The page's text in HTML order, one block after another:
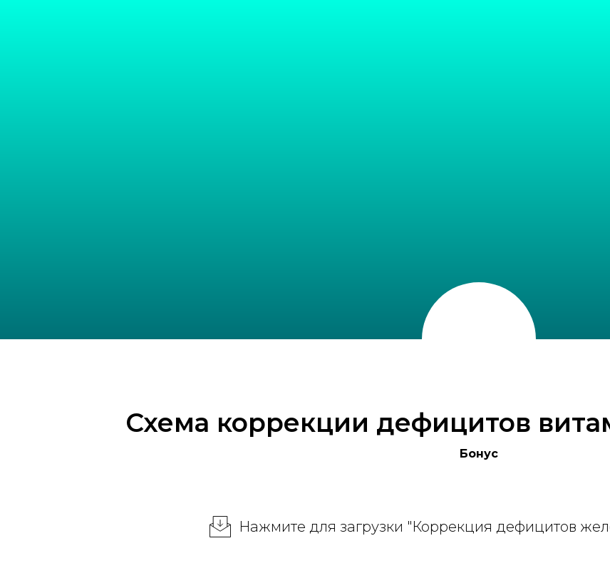
Схема коррекции дефицитов
Бонус
Нажмите для загрузки "Коррекция дефицитов